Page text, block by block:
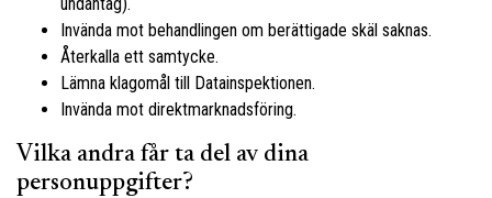
undantag).
Invända mot behandlingen om berättigade skäl saknas.
Återkalla ett samtycke.
Lämna klagomål till Datainspektionen.
Invända mot direktmarknadsföring.
Vilka andra får ta del av dina
personuppgifter?